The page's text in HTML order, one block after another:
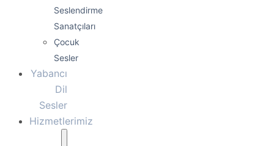
Seslendirme
Sanatçıları
Çocuk
Sesler
Yabancı
Dil
Sesler
Hizmetlerimiz